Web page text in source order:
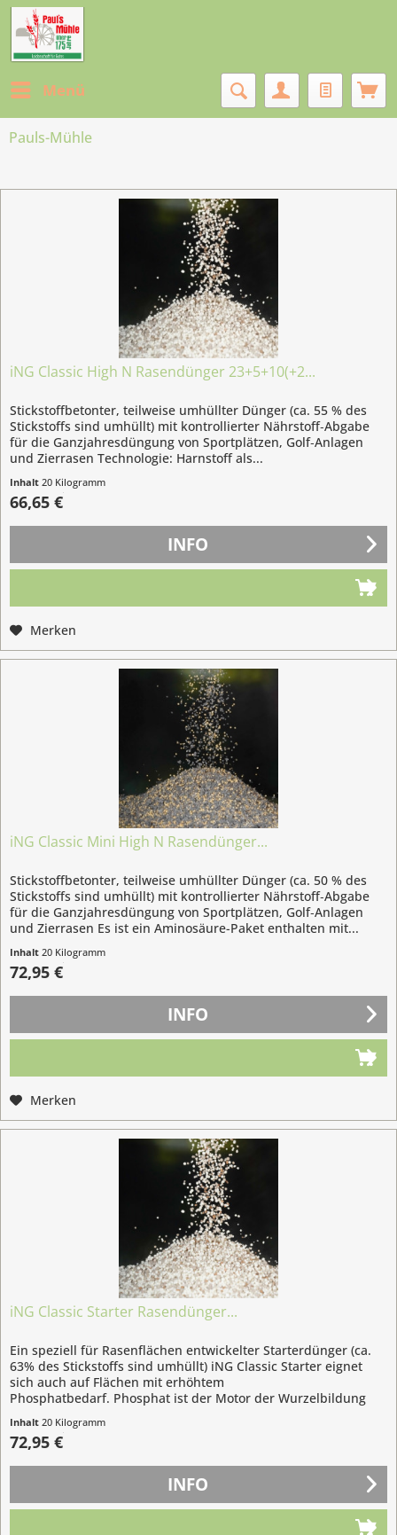
Menü
Pauls-Mühle
iNG Classic High N Rasendünger 23+5+10(+2...
Stickstoffbetonter, teilweise umhüllter Dünger (ca. 55 % des
Stickstoffs sind umhüllt) mit kontrollierter Nährstoff‐Abgabe
für die Ganzjahresdüngung von Sportplätzen, Golf‐Anlagen
und Zierrasen Technologie: Harnstoff als...
Inhalt20 Kilogramm
(3,33 € / 1 Kilogramm)
66,65 €
INFO
Merken
iNG Classic Mini High N Rasendünger...
Stickstoffbetonter, teilweise umhüllter Dünger (ca. 50 % des
Stickstoffs sind umhüllt) mit kontrollierter Nährstoff‐Abgabe
für die Ganzjahresdüngung von Sportplätzen, Golf‐Anlagen
und Zierrasen Es ist ein Aminosäure-Paket enthalten mit...
Inhalt20 Kilogramm
(3,65 € / 1 Kilogramm)
72,95 €
INFO
Merken
iNG Classic Starter Rasendünger...
Ein speziell für Rasenflächen entwickelter Starterdünger (ca.
63% des Stickstoffs sind umhüllt) iNG Classic Starter eignet
sich auch auf Flächen mit erhöhtem
Phosphatbedarf. Phosphat ist der Motor der Wurzelbildung
und somit ein...
Inhalt20 Kilogramm
(3,65 € / 1 Kilogramm)
72,95 €
INFO